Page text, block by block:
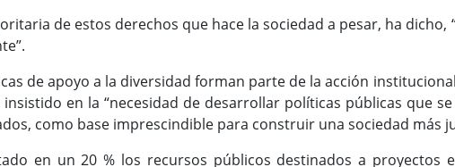
de estos derechos que hace la sociedad a pesar, ha dicho,
de apoyo a la diversidad forman parte de la acción
en la “necesidad de desarrollar políticas públicas que
como base imprescindible para construir una sociedad más
en un 20 % los recursos públicos destinados a proyectos